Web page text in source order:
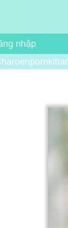
nhập